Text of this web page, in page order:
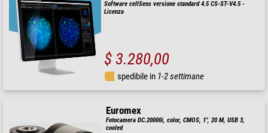
Software cellSens versione standard 4.5 CS-ST-V4.5 -
Licenza
$ 3.280,00
spedibile in 1-2 settimane
Euromex
Fotocamera DC.20000i, color, CMOS, 1", 20 M, USB 3,
cooled